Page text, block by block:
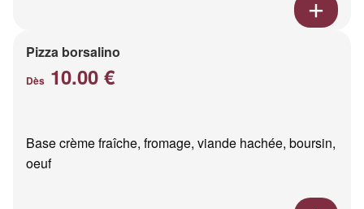
Pizza borsalino
Dès 10.00 €
Base crème fraîche, fromage, viande hachée, boursin,
oeuf